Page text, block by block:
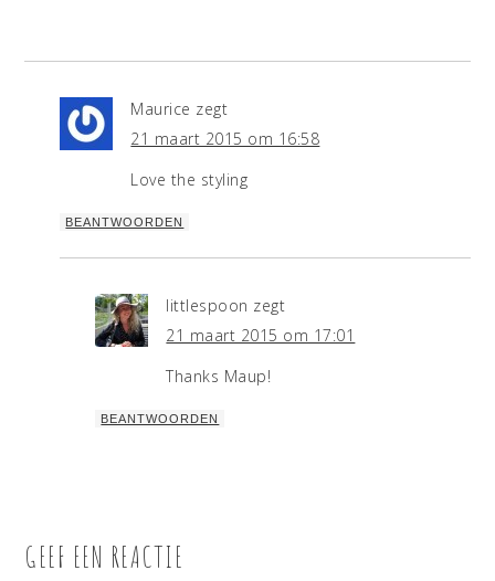
Maurice zegt
21 maart 2015 om 16:58
Love the styling
BEANTWOORDEN
littlespoon zegt
21 maart 2015 om 17:01
Thanks Maup!
BEANTWOORDEN
GEEF EEN REACTIE